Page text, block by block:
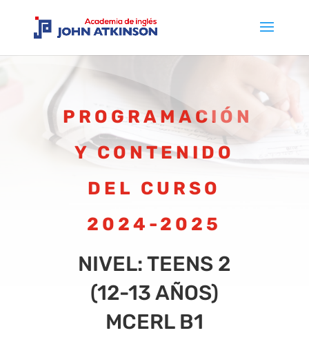
PROGRAMACIÓN
Y CONTENIDO
DEL CURSO
2024-2025
NIVEL: TEENS 2
(12-13 AÑOS)
MCERL B1